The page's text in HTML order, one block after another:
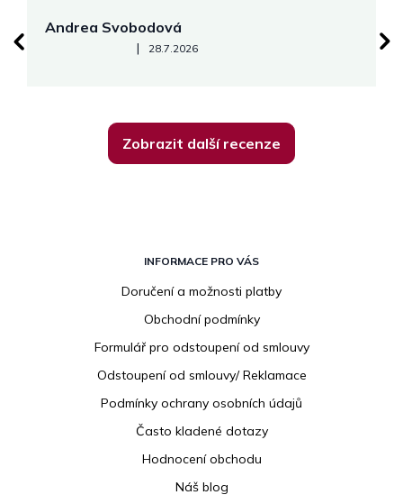
Andrea Svobodová
Hodnocení obchodu je 5 z 5 hvězdiček.
| 28.7.2026
Zobrazit další recenze
INFORMACE PRO VÁS
Doručení a možnosti platby
Obchodní podmínky
Formulář pro odstoupení od smlouvy
Odstoupení od smlouvy/ Reklamace
Podmínky ochrany osobních údajů
Často kladené dotazy
Hodnocení obchodu
Náš blog